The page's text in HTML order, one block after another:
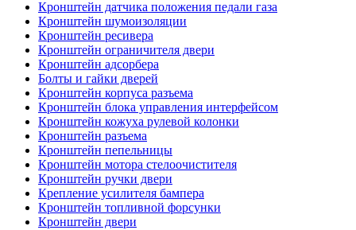
Кронштейн датчика положения педали газа
Кронштейн шумоизоляции
Кронштейн ресивера
Кронштейн ограничителя двери
Кронштейн адсорбера
Болты и гайки дверей
Кронштейн корпуса разъема
Кронштейн блока управления интерфейсом
Кронштейн кожуха рулевой колонки
Кронштейн разъема
Кронштейн пепельницы
Кронштейн мотора стелоочистителя
Кронштейн ручки двери
Крепление усилителя бампера
Кронштейн топливной форсунки
Кронштейн двери